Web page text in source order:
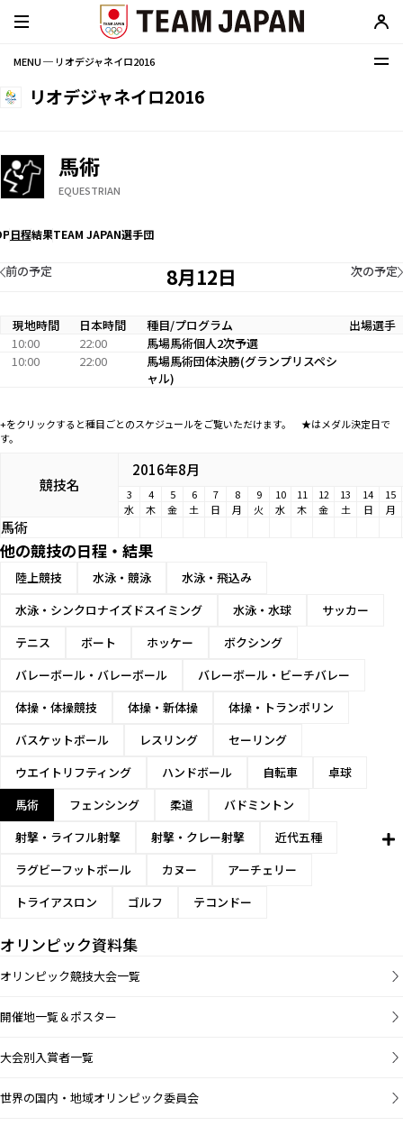
MENU ─ リオデジャネイロ2016
リオデジャネイロ2016
馬術
EQUESTRIAN
日程結果TEAM JAPAN選手団
8月12日
前の予定 次の予定
現地時間 日本時間 種目/プログラム
出場選手
10:00
22:00
馬場馬術個人2次予選
10:00
22:00
馬場馬術団体決勝(グランプリスペシ
ャル)
+をクリックすると種目ごとのスケジュールをご覧いただけます。 ★はメダル決定日で
す。
競技名
2016年8月
3 4 5 6 7 8 9 10 11 12 13 14
15
水
木 金 土 日 月 火 水 木 金 土 日 月
馬術
他の競技の日程・結果
陸上競技 水泳・競泳
水泳・飛込み
水泳・シンクロナイズドスイミング
水泳・水球
サッカー
テニス
ボート ホッケー
ボクシング
バレーボール・バレーボール
バレーボール・ビーチバレー
体操・体操競技
体操・新体操
体操・トランポリン
バスケットボール
レスリング
セーリング
ウエイトリフティング
ハンドボール 自転車
卓球
馬術
フェンシング 柔道
バドミントン
射撃・ライフル射撃
射撃・クレー射撃
近代五種
ラグビーフットボール
カヌー
アーチェリー
トライアスロン
ゴルフ テコンドー
オリンピック資料集
オリンピック競技大会一覧
開催地一覧＆ポスター
大会別入賞者一覧
世界の国内・地域オリンピック委員会